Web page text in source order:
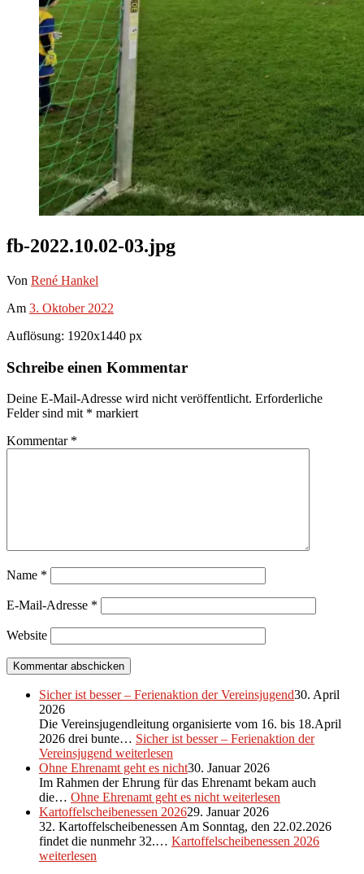
fb-2022.10.02-03.jpg
Von René Hankel
Am 3. Oktober 2022
Auflösung: 1920x1440 px
Schreibe einen Kommentar
Deine E-Mail-Adresse wird nicht veröffentlicht. Erforderliche
Felder sind mit * markiert
Kommentar *
Name *
E-Mail-Adresse *
Website
Sicher ist besser – Ferienaktion der Vereinsjugend30. April
2026
Die Vereinsjugendleitung organisierte vom 16. bis 18.April
2026 drei bunte… Sicher ist besser – Ferienaktion der
Vereinsjugend weiterlesen
Ohne Ehrenamt geht es nicht30. Januar 2026
Im Rahmen der Ehrung für das Ehrenamt bekam auch
die… Ohne Ehrenamt geht es nicht weiterlesen
Kartoffelscheibenessen 202629. Januar 2026
32. Kartoffelscheibenessen Am Sonntag, den 22.02.2026
findet die nunmehr 32.… Kartoffelscheibenessen 2026
weiterlesen